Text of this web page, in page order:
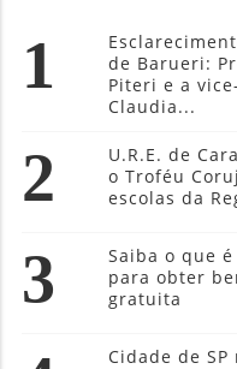
1
de Barueri:
Piteri e a
Claudia...
2
U.R.E. de
o Troféu
escolas da
3
Saiba o que
para obter
gratuita
Cidade de